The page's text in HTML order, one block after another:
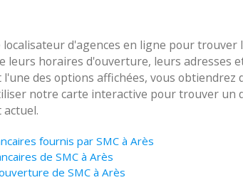
d'agences en ligne pour trouver
leurs horaires d'ouverture, leurs adresses
des options affichées, vous obtiendrez
notre carte interactive pour trouver un
fournis par SMC à Arès
de SMC à Arès
de SMC à Arès